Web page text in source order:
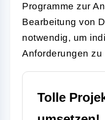
Programme zur
Bearbeitung von
notwendig, um
Anforderungen zu
Tolle